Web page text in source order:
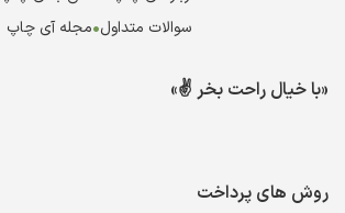
سوالات متداول•مجله آی چاپ
«با خیال راحت بخر ✌️»
روش های پرداخت